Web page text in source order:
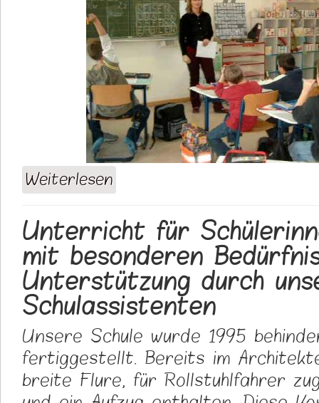
Weiterlesen
Unterricht für
mit besonderen
Unterstützung durch
Schulassistenten
Unsere Schule wurde 1995
fertiggestellt. Bereits im
breite Flure, für Rollstuhlfahrer